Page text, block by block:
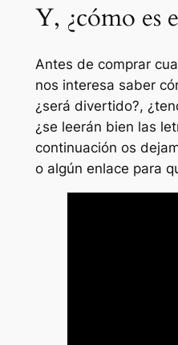
Y, ¿cómo es
Antes de comprar
nos interesa saber
¿será divertido?,
¿se leerán bien las
continuación os
o algún enlace para